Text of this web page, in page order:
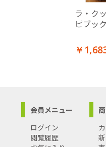
ラ・ク
ピブック
￥
会員メニュー
ログイン
閲覧履歴